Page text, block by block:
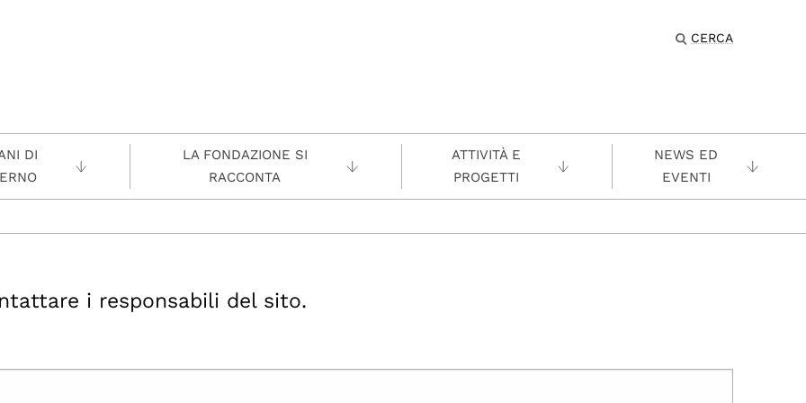
CERCA
DI
LA FONDAZIONE SI
RACCONTA
ATTIVITÀ E
PROGETTI
NEWS ED
EVENTI
i responsabili del sito.